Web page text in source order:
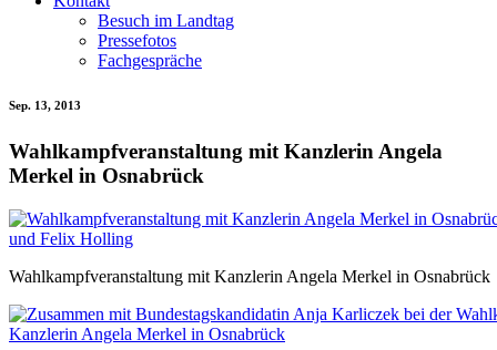
Besuch im Landtag
Pressefotos
Fachgespräche
Sep. 13, 2013
Wahlkampfveranstaltung mit Kanzlerin Angela
Merkel in Osnabrück
Wahlkampfveranstaltung mit Kanzlerin Angela Merkel in Osnabrück